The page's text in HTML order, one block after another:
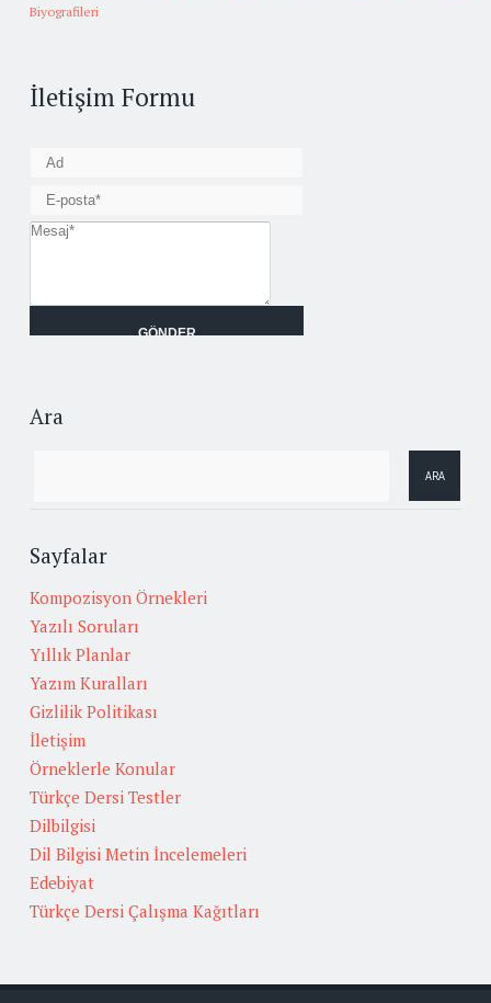
Biyografileri
İletişim Formu
Ara
Sayfalar
Kompozisyon Örnekleri
Yazılı Soruları
Yıllık Planlar
Yazım Kuralları
Gizlilik Politikası
İletişim
Örneklerle Konular
Türkçe Dersi Testler
Dilbilgisi
Dil Bilgisi Metin İncelemeleri
Edebiyat
Türkçe Dersi Çalışma Kağıtları